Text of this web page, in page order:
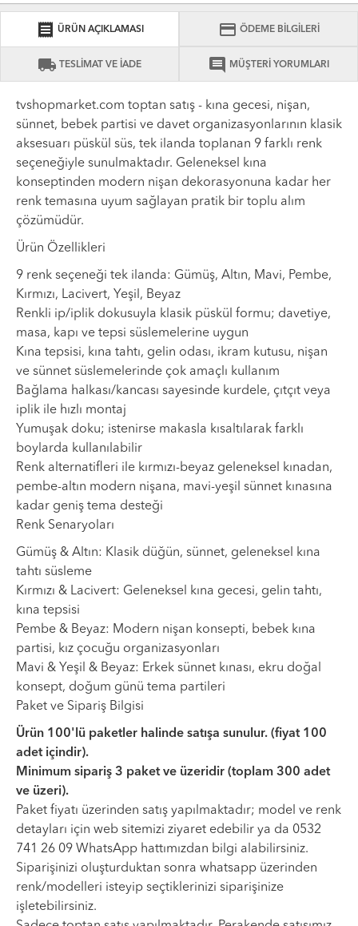
receipt ÜRÜN AÇIKLAMASI credit_card ÖDEME BİLGİLERİ
local_shipping TESLİMAT VE İADE comment MÜŞTERİ YORUMLARI
tvshopmarket.com toptan satış - kına gecesi, nişan,
sünnet, bebek partisi ve davet organizasyonlarının klasik
aksesuarı püskül süs, tek ilanda toplanan 9 farklı renk
seçeneğiyle sunulmaktadır. Geleneksel kına
konseptinden modern nişan dekorasyonuna kadar her
renk temasına uyum sağlayan pratik bir toplu alım
çözümüdür.
Ürün Özellikleri
9 renk seçeneği tek ilanda: Gümüş, Altın, Mavi, Pembe,
Kırmızı, Lacivert, Yeşil, Beyaz
Renkli ip/iplik dokusuyla klasik püskül formu; davetiye,
masa, kapı ve tepsi süslemelerine uygun
Kına tepsisi, kına tahtı, gelin odası, ikram kutusu, nişan
ve sünnet süslemelerinde çok amaçlı kullanım
Bağlama halkası/kancası sayesinde kurdele, çıtçıt veya
iplik ile hızlı montaj
Yumuşak doku; istenirse makasla kısaltılarak farklı
boylarda kullanılabilir
Renk alternatifleri ile kırmızı-beyaz geleneksel kınadan,
pembe-altın modern nişana, mavi-yeşil sünnet kınasına
kadar geniş tema desteği
Renk Senaryoları
Gümüş & Altın: Klasik düğün, sünnet, geleneksel kına
tahtı süsleme
Kırmızı & Lacivert: Geleneksel kına gecesi, gelin tahtı,
kına tepsisi
Pembe & Beyaz: Modern nişan konsepti, bebek kına
partisi, kız çocuğu organizasyonları
Mavi & Yeşil & Beyaz: Erkek sünnet kınası, ekru doğal
konsept, doğum günü tema partileri
Paket ve Sipariş Bilgisi
Ürün 100'lü paketler halinde satışa sunulur. (fiyat 100
adet içindir).
Minimum sipariş 3 paket ve üzeridir (toplam 300 adet
ve üzeri).
Paket fiyatı üzerinden satış yapılmaktadır; model ve renk
detayları için web sitemizi ziyaret edebilir ya da 0532
741 26 09 WhatsApp hattımızdan bilgi alabilirsiniz.
Siparişinizi oluşturduktan sonra whatsapp üzerinden
renk/modelleri isteyip seçtiklerinizi siparişinize
işletebilirsiniz.